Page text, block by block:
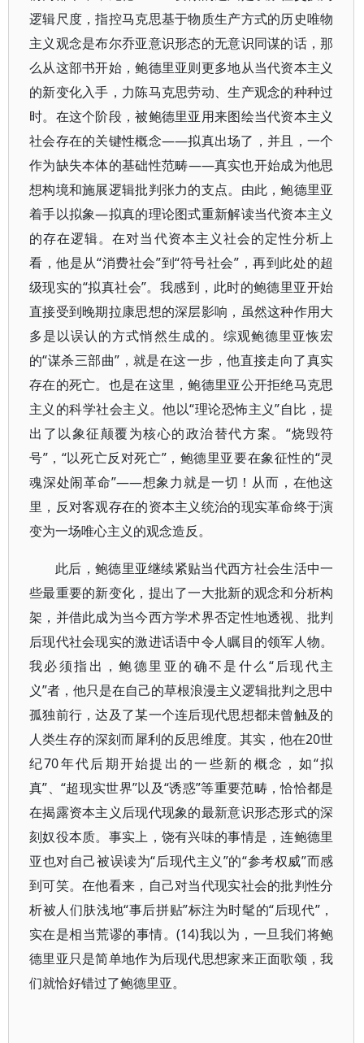
逻辑尺度，指控马克思基于物质生产方式的历史唯物
主义观念是布尔乔亚意识形态的无意识同谋的话，那
么从这部书开始，鲍德里亚则更多地从当代资本主义
的新变化入手，力陈马克思劳动、生产观念的种种过
时。在这个阶段，被鲍德里亚用来图绘当代资本主义
社会存在的关键性概念——拟真出场了，并且，一个
作为缺失本体的基础性范畴——真实也开始成为他思
想构境和施展逻辑批判张力的支点。由此，鲍德里亚
着手以拟象—拟真的理论图式重新解读当代资本主义
的存在逻辑。在对当代资本主义社会的定性分析上
看，他是从“消费社会”到“符号社会”，再到此处的超
级现实的“拟真社会”。我感到，此时的鲍德里亚开始
直接受到晚期拉康思想的深层影响，虽然这种作用大
多是以误认的方式悄然生成的。综观鲍德里亚恢宏
的“谋杀三部曲”，就是在这一步，他直接走向了真实
存在的死亡。也是在这里，鲍德里亚公开拒绝马克思
主义的科学社会主义。他以“理论恐怖主义”自比，提
出了以象征颠覆为核心的政治替代方案。“烧毁符
号”，“以死亡反对死亡”，鲍德里亚要在象征性的“灵
魂深处闹革命”——想象力就是一切！从而，在他这
里，反对客观存在的资本主义统治的现实革命终于演
变为一场唯心主义的观念造反。
此后，鲍德里亚继续紧贴当代西方社会生活中一
些最重要的新变化，提出了一大批新的观念和分析构
架，并借此成为当今西方学术界否定性地透视、批判
后现代社会现实的激进话语中令人瞩目的领军人物。
我必须指出，鲍德里亚的确不是什么“后现代主
义”者，他只是在自己的草根浪漫主义逻辑批判之思中
孤独前行，达及了某一个连后现代思想都未曾触及的
人类生存的深刻而犀利的反思维度。其实，他在20世
纪70年代后期开始提出的一些新的概念，如“拟
真”、“超现实世界”以及“诱惑”等重要范畴，恰恰都是
在揭露资本主义后现代现象的最新意识形态形式的深
刻奴役本质。事实上，饶有兴味的事情是，连鲍德里
亚也对自己被误读为“后现代主义”的“参考权威”而感
到可笑。在他看来，自己对当代现实社会的批判性分
析被人们肤浅地“事后拼贴”标注为时髦的“后现代”，
实在是相当荒谬的事情。(14)我以为，一旦我们将鲍
德里亚只是简单地作为后现代思想家来正面歌颂，我
们就恰好错过了鲍德里亚。